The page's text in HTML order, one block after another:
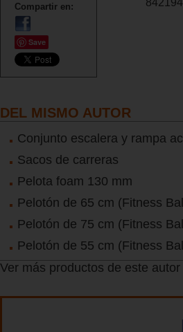
Compartir en:
Save
DEL MISMO AUTOR
Conjunto escalera y rampa
Sacos de carreras
Pelota foam 130 mm
Pelotón de 65 cm (Fitness
Pelotón de 75 cm (Fitness
Pelotón de 55 cm (Fitness
Ver más productos de este autor